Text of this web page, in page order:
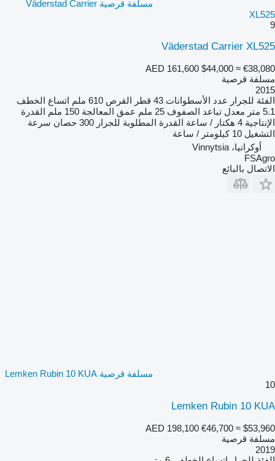
مسلفة قرصية Väderstad Carrier
XL525
9
Väderstad Carrier XL525
AED 161,600 $44,000 ≈ €38,080
مسلفة قرصية
2015
الفئة للجرار عدد الأسطوانات 43 قطر القرص 610 ملم
اتساع الخطف
5.1 متر
معدل تباعد الصفوف 25 ملم عمق المعالجة 150 ملم
القدرة
الإنتاجية 4 هكتار / ساعة القدرة المطلوبة للجرار 300 حصان
سرعة
التشغيل 10 كيلومتر / ساعة
أوكرانيا، Vinnytsia
FSAgro
الاتصال بالبائع
مسلفة قرصية Lemken Rubin 10 KUA
10
Lemken Rubin 10 KUA
AED 198,100 €46,700 ≈ $53,960
مسلفة قرصية
2019